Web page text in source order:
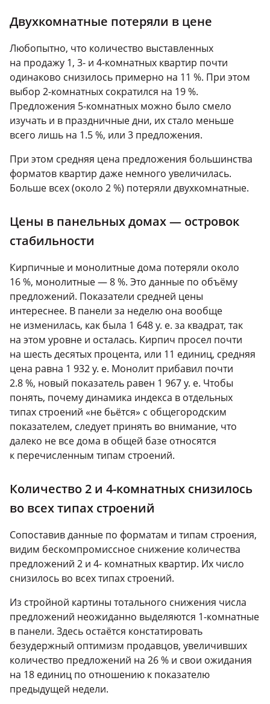
Двухкомнатные потеряли в цене
Любопытно, что количество выставленных
на продажу 1, 3- и 4-комнатных квартир почти
одинаково снизилось примерно на 11 %. При этом
выбор 2-комнатных сократился на 19 %.
Предложения 5-комнатных можно было смело
изучать и в праздничные дни, их стало меньше
всего лишь на 1.5 %, или 3 предложения.
При этом средняя цена предложения большинства
форматов квартир даже немного увеличилась.
Больше всех (около 2 %) потеряли двухкомнатные.
Цены в панельных домах — островок
стабильности
Кирпичные и монолитные дома потеряли около
16 %, монолитные — 8 %. Это данные по объёму
предложений. Показатели средней цены
интереснее. В панели за неделю она вообще
не изменилась, как была 1 648 у. е. за квадрат, так
на этом уровне и осталась. Кирпич просел почти
на шесть десятых процента, или 11 единиц, средняя
цена равна 1 932 у. е. Монолит прибавил почти
2.8 %, новый показатель равен 1 967 у. е. Чтобы
понять, почему динамика индекса в отдельных
типах строений «не бьётся» с общегородским
показателем, следует принять во внимание, что
далеко не все дома в общей базе относятся
к перечисленным типам строений.
Количество 2 и 4-комнатных снизилось
во всех типах строений
Сопоставив данные по форматам и типам строения,
видим бескомпромиссное снижение количества
предложений 2 и 4- комнатных квартир. Их число
снизилось во всех типах строений.
Из стройной картины тотального снижения числа
предложений неожиданно выделяются 1-комнатные
в панели. Здесь остаётся констатировать
безудержный оптимизм продавцов, увеличивших
количество предложений на 26 % и свои ожидания
на 18 единиц по отношению к показателю
предыдущей недели.